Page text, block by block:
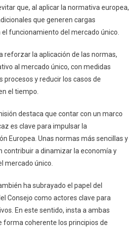
que, al aplicar la normativa europea,
que generen cargas
funcionamiento del mercado único.
reforzar la aplicación de las normas,
al mercado único, con medidas
procesos y reducir los casos de
el tiempo.
destaca que contar con un marco
es clave para impulsar la
Europea. Unas normas más sencillas y
contribuir a dinamizar la economía y
mercado único.
ha subrayado el papel del
Consejo como actores clave para
En este sentido, insta a ambas
forma coherente los principios de